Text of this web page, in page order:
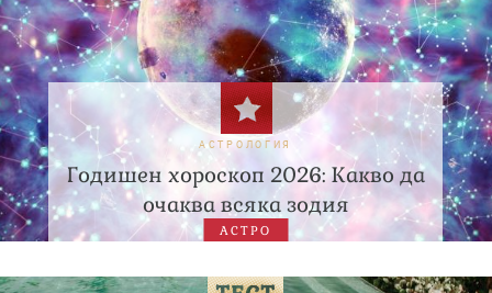
АСТРОЛОГИЯ
Годишен хороскоп 2026: Какво да
очаква всяка зодия
АСТРО